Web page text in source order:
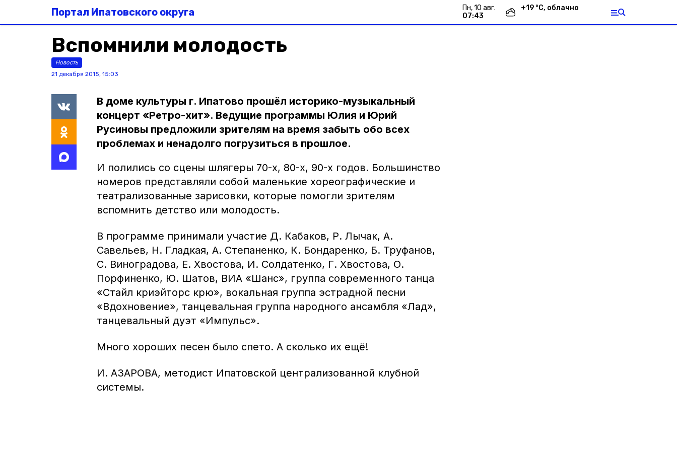
Портал Ипатовского округа
пн, 10 авг.
07:43
+19 °С, облачно
Вспомнили молодость
Новость
21 декабря 2015, 15:03
В доме культуры г. Ипатово прошёл историко-музыкальный
концерт «Ретро-хит». Ведущие программы Юлия и Юрий
Русиновы предложили зрителям на время забыть обо всех
проблемах и ненадолго погрузиться в прошлое.
И полились со сцены шлягеры 70-х, 80-х, 90-х годов. Большинство
номеров представляли собой маленькие хореографические и
театрализованные зарисовки, которые помогли зрителям
вспомнить детство или молодость.
В программе принимали участие Д. Кабаков, Р. Лычак, А.
Савельев, Н. Гладкая, А. Степаненко, К. Бондаренко, Б. Труфанов,
С. Виноградова, Е. Хвостова, И. Солдатенко, Г. Хвостова, О.
Порфиненко, Ю. Шатов, ВИА «Шанс», группа современного танца
«Стайл криэйторс крю», вокальная группа эстрадной песни
«Вдохновение», танцевальная группа народного ансамбля «Лад»,
танцевальный дуэт «Импульс».
Много хороших песен было спето. А сколько их ещё!
И. АЗАРОВА, методист Ипатовской централизованной клубной
системы.